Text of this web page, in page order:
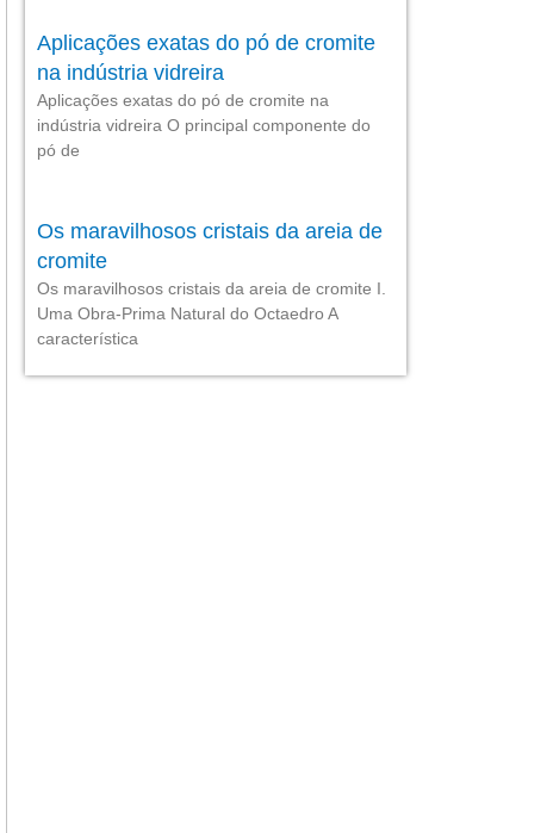
Aplicações exatas do pó de cromite
na indústria vidreira
Aplicações exatas do pó de cromite na
indústria vidreira O principal componente do
pó de
Os maravilhosos cristais da areia de
cromite
Os maravilhosos cristais da areia de cromite I.
Uma Obra-Prima Natural do Octaedro A
característica